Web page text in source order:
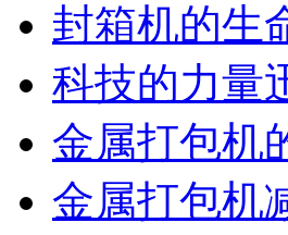
封箱机的生
科技的力量
金属打包机
金属打包机